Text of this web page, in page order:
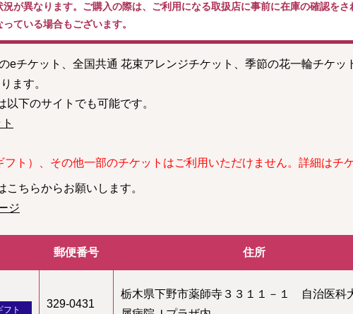
が異なります。ご購入の際は、ご利用になる取扱店に事前に在庫の確認をさ
ている場合もございます。
eチケット、全国共通 花束アレンジチケット、季節の花一輪チケ
ます。
下のサイトでも可能です。
ト）、その他一部のチケットはご利用いただけません。詳細はチ
ちらからお願いします。
ジ
郵便番号 住所
フト 329-0431
栃木県下野市薬師寺３３１１－１ 自治医科